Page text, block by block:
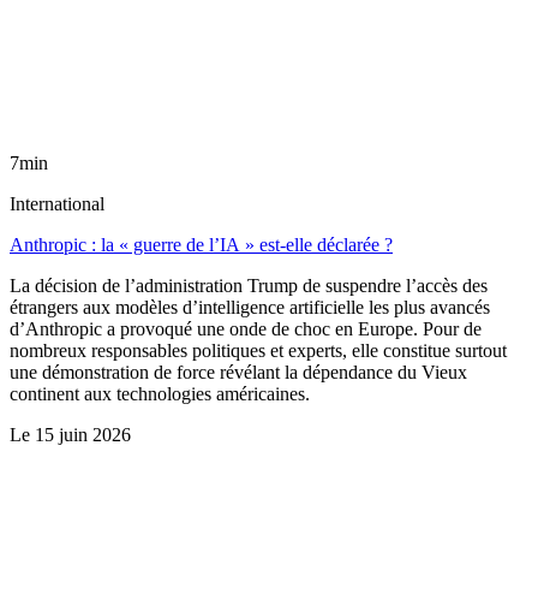
7min
International
Anthropic : la « guerre de l’IA » est-elle déclarée ?
La décision de l’administration Trump de suspendre l’accès des
étrangers aux modèles d’intelligence artificielle les plus avancés
d’Anthropic a provoqué une onde de choc en Europe. Pour de
nombreux responsables politiques et experts, elle constitue surtout
une démonstration de force révélant la dépendance du Vieux
continent aux technologies américaines.
Le 15 juin 2026